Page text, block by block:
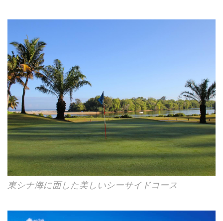
東シナ海に面した美しいシーサイドコース